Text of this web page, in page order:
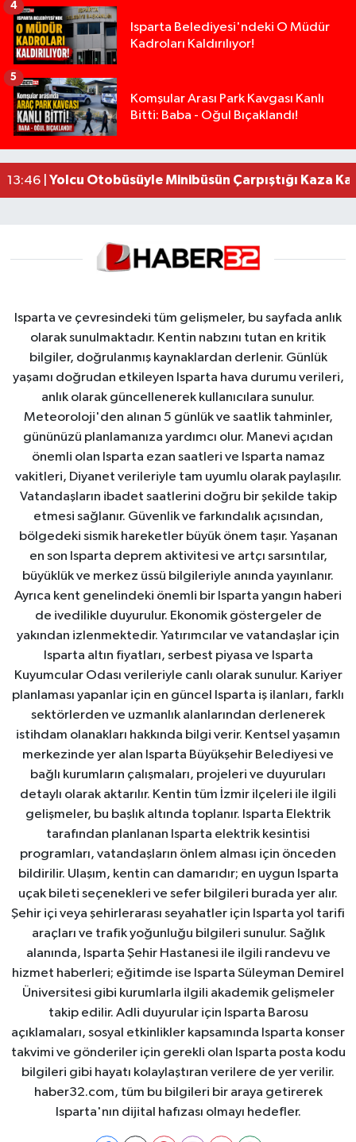
Isparta Belediyesi'ndeki O Müdür
Kadroları Kaldırılıyor!
4
Komşular Arası Park Kavgası Kanlı
Bitti: Baba - Oğul Bıçaklandı!
5
19:36 |Isparta’da Silah Operasyonu: 165 Tabanca Ele
17:18 |Anız Yangını Kazaya Neden Oldu: 13 Araç
17:08 |Alevlere Teslim Olan Gecekondu Kullanılamaz
13:46 | Yolcu Otobüsüyle Minibüsün Çarpıştığı Kaza
Isparta ve çevresindeki tüm gelişmeler, bu sayfada anlık
olarak sunulmaktadır. Kentin nabzını tutan en kritik
bilgiler, doğrulanmış kaynaklardan derlenir. Günlük
yaşamı doğrudan etkileyen Isparta hava durumu verileri,
anlık olarak güncellenerek kullanıcılara sunulur.
Meteoroloji'den alınan 5 günlük ve saatlik tahminler,
gününüzü planlamanıza yardımcı olur. Manevi açıdan
önemli olan Isparta ezan saatleri ve Isparta namaz
vakitleri, Diyanet verileriyle tam uyumlu olarak paylaşılır.
Vatandaşların ibadet saatlerini doğru bir şekilde takip
etmesi sağlanır. Güvenlik ve farkındalık açısından,
bölgedeki sismik hareketler büyük önem taşır. Yaşanan
en son Isparta deprem aktivitesi ve artçı sarsıntılar,
büyüklük ve merkez üssü bilgileriyle anında yayınlanır.
Ayrıca kent genelindeki önemli bir Isparta yangın haberi
de ivedilikle duyurulur. Ekonomik göstergeler de
yakından izlenmektedir. Yatırımcılar ve vatandaşlar için
Isparta altın fiyatları, serbest piyasa ve Isparta
Kuyumcular Odası verileriyle canlı olarak sunulur. Kariyer
planlaması yapanlar için en güncel Isparta iş ilanları, farklı
sektörlerden ve uzmanlık alanlarından derlenerek
istihdam olanakları hakkında bilgi verir. Kentsel yaşamın
merkezinde yer alan Isparta Büyükşehir Belediyesi ve
bağlı kurumların çalışmaları, projeleri ve duyuruları
detaylı olarak aktarılır. Kentin tüm İzmir ilçeleri ile ilgili
gelişmeler, bu başlık altında toplanır. Isparta Elektrik
tarafından planlanan Isparta elektrik kesintisi
programları, vatandaşların önlem alması için önceden
bildirilir. Ulaşım, kentin can damarıdır; en uygun Isparta
uçak bileti seçenekleri ve sefer bilgileri burada yer alır.
Şehir içi veya şehirlerarası seyahatler için Isparta yol tarifi
araçları ve trafik yoğunluğu bilgileri sunulur. Sağlık
alanında, Isparta Şehir Hastanesi ile ilgili randevu ve
hizmet haberleri; eğitimde ise Isparta Süleyman Demirel
Üniversitesi gibi kurumlarla ilgili akademik gelişmeler
takip edilir. Adli duyurular için Isparta Barosu
açıklamaları, sosyal etkinlikler kapsamında Isparta konser
takvimi ve gönderiler için gerekli olan Isparta posta kodu
bilgileri gibi hayatı kolaylaştıran verilere de yer verilir.
haber32.com, tüm bu bilgileri bir araya getirerek
Isparta'nın dijital hafızası olmayı hedefler.